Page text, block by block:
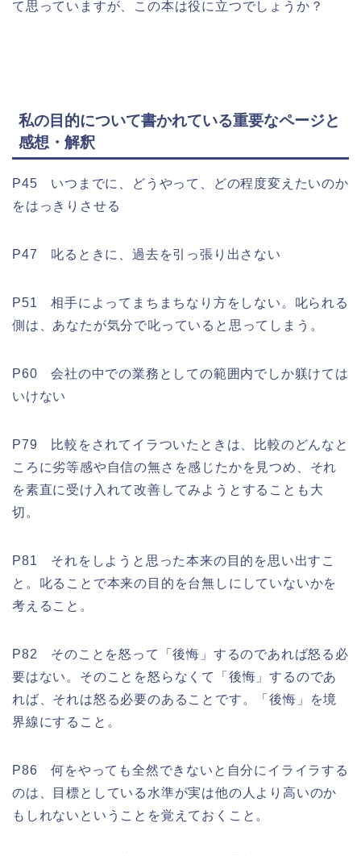
て思っていますが、この本は役に立つでしょうか？
私の目的について書かれている重要なページと
感想・解釈
P45 いつまでに、どうやって、どの程度変えたいのか
をはっきりさせる
P47 叱るときに、過去を引っ張り出さない
P51 相手によってまちまちなり方をしない。叱られる
側は、あなたが気分で叱っていると思ってしまう。
P60 会社の中での業務としての範囲内でしか躾けては
いけない
P79 比較をされてイラついたときは、比較のどんなと
ころに劣等感や自信の無さを感じたかを見つめ、それ
を素直に受け入れて改善してみようとすることも大
切。
P81 それをしようと思った本来の目的を思い出すこ
と。叱ることで本来の目的を台無しにしていないかを
考えること。
P82 そのことを怒って「後悔」するのであれば怒る必
要はない。そのことを怒らなくて「後悔」するのであ
れば、それは怒る必要のあることです。「後悔」を境
界線にすること。
P86 何をやっても全然できないと自分にイライラする
のは、目標としている水準が実は他の人より高いのか
もしれないということを覚えておくこと。